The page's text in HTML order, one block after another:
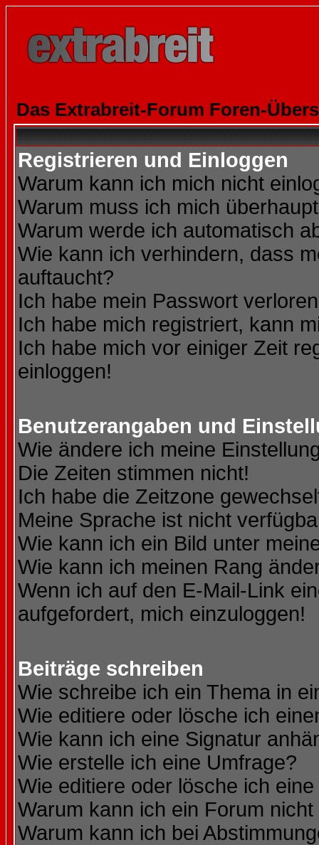
Das Extrabreit-Forum Foren-
Registrieren und Einloggen
Warum kann ich mich nicht
Warum muss ich mich
Warum werde ich automatisch
Wie kann ich verhindern, dass
auftaucht?
Ich habe mein Passwort
Ich habe mich registriert, kann
Ich habe mich vor einiger Zeit
einloggen!
Benutzerangaben und
Wie ändere ich meine
Die Zeiten stimmen nicht!
Ich habe die Zeitzone
Meine Sprache ist nicht
Wie kann ich ein Bild unter
Wie kann ich meinen Rang
Wenn ich auf den E-Mail-Link
aufgefordert, mich einzuloggen!
Beiträge schreiben
Wie schreibe ich ein Thema in
Wie editiere oder lösche ich
Wie kann ich eine Signatur
Wie erstelle ich eine Umfrage?
Wie editiere oder lösche ich
Warum kann ich ein Forum
Warum kann ich bei